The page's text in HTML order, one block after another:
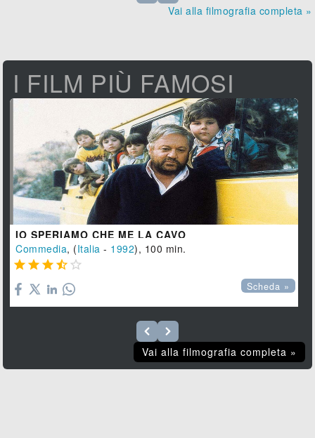
Vai alla filmografia completa »
I FILM PIÙ FAMOSI
IO SPERIAMO CHE ME LA CAVO
Commedia, (Italia - 1992), 100 min.
    
Scheda »
Vai alla filmografia completa »